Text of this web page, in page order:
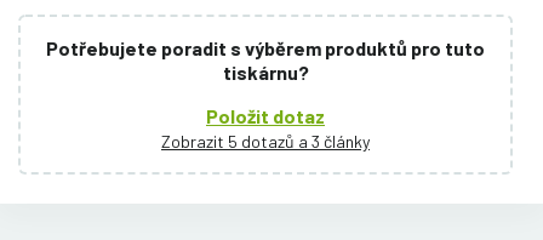
Potřebujete poradit s výběrem produktů pro tuto
tiskárnu?
Položit dotaz
Zobrazit 5 dotazů a 3 články